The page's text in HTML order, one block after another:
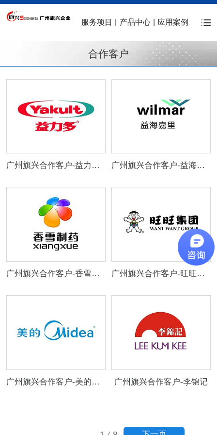
服务项目 产品中心 应用案例
合作客户
广州旗兴合作客户-益力多乳业 广州旗兴合作客户-益海嘉里集团
广州旗兴合作客户-香雪制药 广州旗兴合作客户-旺旺集团
广州旗兴合作客户-美的集团 广州旗兴合作客户-李锦记